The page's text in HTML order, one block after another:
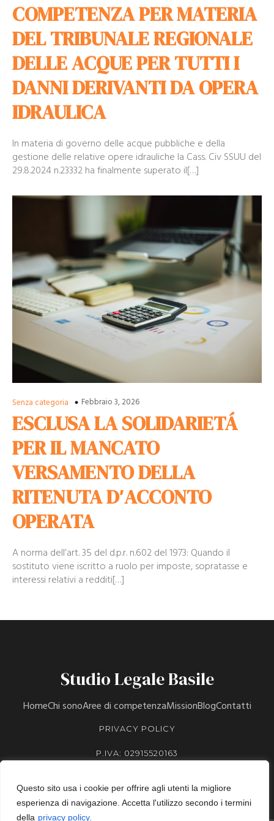
Questo sito usa i cookie per offrire agli utenti la migliore
esperienza di navigazione. Accetta l'utilizzo secondo i termini
della privacy policy.
COMPETENZA PER MATERIA
DEL TRIBUNALE REGIONALE
DELLE ACQUE PER TUTTI I
DANNI DERIVANTI DA OPERA
IDRAULICA
In materia di governo delle acque pubbliche e della
gestione delle relative opere idrauliche la Cass. Civ SSUU del
29.8.2024 n.23332 ha finalmente superato il[…]
Senza categoria Febbraio 3, 2026
ESCLUSA LA SOLIDARIETÁ
PER IL MANCATO
VERSAMENTO DELLA
RITENUTA D′ACCONTO
OPERATA
A norma dell’art. 35 del d.p.r. n.602 del 1973: Quando il
sostituto viene iscritto a ruolo per imposte, sopratasse e
interessi relativi a redditi[…]
Studio Legale Basile
HomeChi sonoAree di competenzaMissionBlogContatti
PRIVACY POLICY
P.IVA: 02915520163